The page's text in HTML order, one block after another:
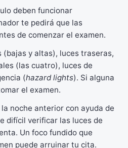
deben funcionar
te pedirá que las
de comenzar el examen.
(bajas y altas), luces traseras,
(las cuatro), luces de
(hazard lights). Si alguna
el examen.
noche anterior con ayuda de
difícil verificar las luces de
Un foco fundido que
puede arruinar tu cita.